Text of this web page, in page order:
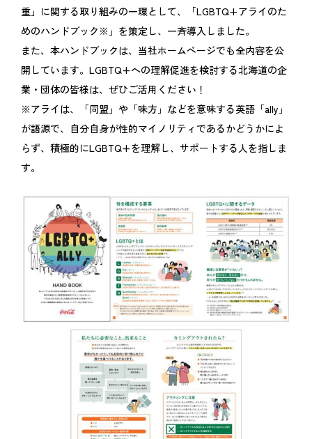
重」に関する取り組みの一環として、「LGBTQ+アライのた
めのハンドブック※」を策定し、一斉導入しました。
また、本ハンドブックは、当社ホームページでも全内容を公
開しています。LGBTQ+への理解促進を検討する北海道の企
業・団体の皆様は、ぜひご活用ください！
※アライは、「同盟」や「味方」などを意味する英語「ally」
が語源で、自分自身が性的マイノリティであるかどうかによ
らず、積極的にLGBTQ+を理解し、サポートする人を指しま
す。